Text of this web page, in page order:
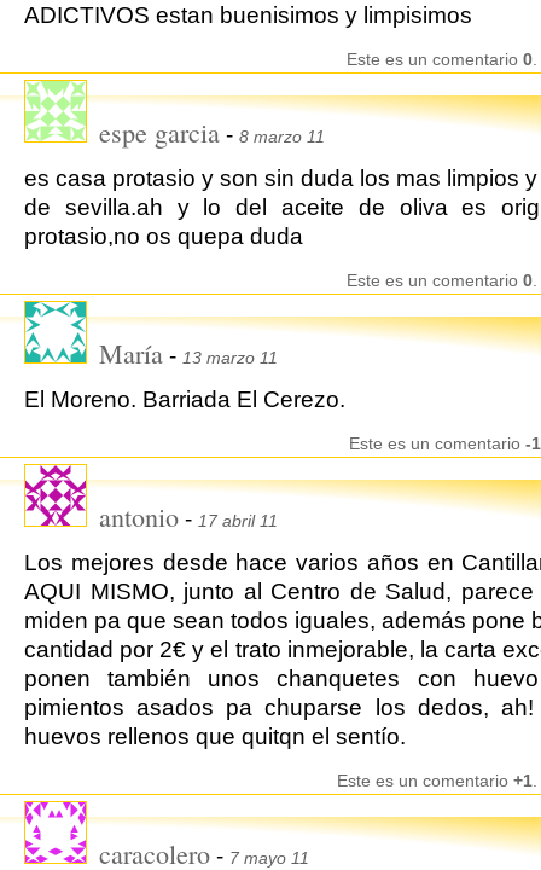
ADICTIVOS estan buenisimos y limpisimos
Este es un comentario 0
espe garcia - 8 marzo 11
es casa protasio y son sin duda los mas limpios
de sevilla.ah y lo del aceite de oliva es
protasio,no os quepa duda
Este es un comentario 0
María - 13 marzo 11
El Moreno. Barriada El Cerezo.
Este es un comentario -1
antonio - 17 abril 11
Los mejores desde hace varios años en
AQUI MISMO, junto al Centro de Salud,
miden pa que sean todos iguales, además pone
cantidad por 2€ y el trato inmejorable, la carta
ponen también unos chanquetes con
pimientos asados pa chuparse los dedos,
huevos rellenos que quitqn el sentío.
Este es un comentario +1
caracolero - 7 mayo 11